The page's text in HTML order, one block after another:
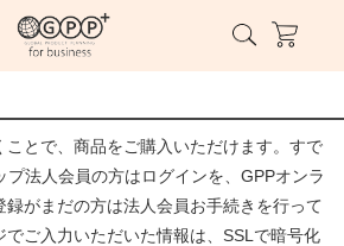
ことで、商品をご購入いただけます。すで
プ法人会員の方はログインを、GPPオンラ
録がまだの方は法人会員お手続きを行って
ご入力いただいた情報は、SSLで暗号化